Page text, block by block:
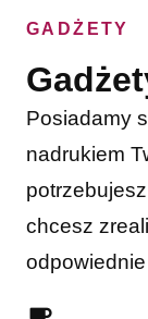
GADŻETY
Posiadamy
nadrukiem
chcesz